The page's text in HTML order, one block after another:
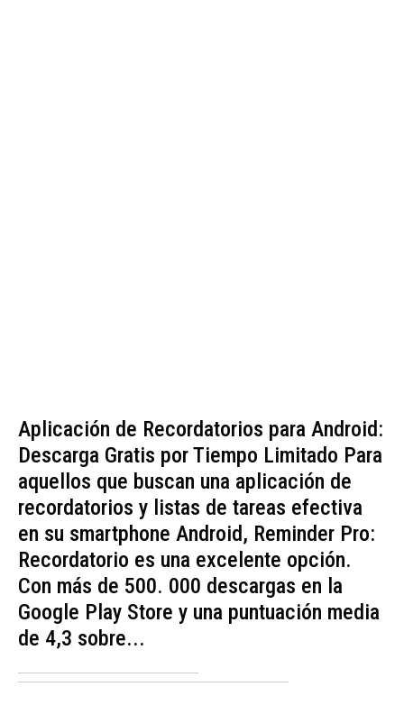
Aplicación de Recordatorios para Android:
Descarga Gratis por Tiempo Limitado Para
aquellos que buscan una aplicación de
recordatorios y listas de tareas efectiva
en su smartphone Android, Reminder Pro:
Recordatorio es una excelente opción.
Con más de 500. 000 descargas en la
Google Play Store y una puntuación media
de 4,3 sobre...